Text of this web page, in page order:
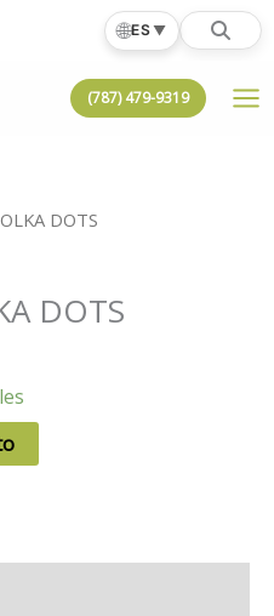
🌐ES▼
(787) 479-9319
DOTS
DOTS